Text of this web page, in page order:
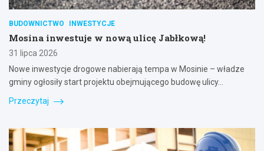
BUDOWNICTWO INWESTYCJE
Mosina inwestuje w nową ulicę Jabłkową!
31 lipca 2026
Nowe inwestycje drogowe nabierają tempa w Mosinie – władze
gminy ogłosiły start projektu obejmującego budowę ulicy…
Przeczytaj